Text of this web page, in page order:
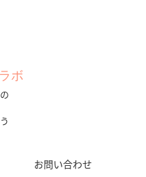
ボ
お問い合わせ